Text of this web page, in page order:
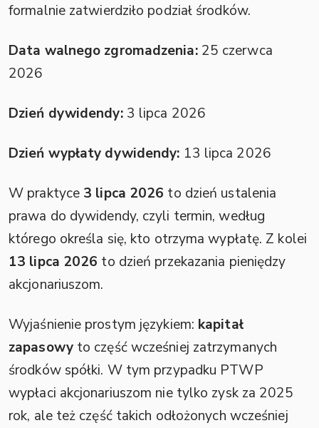
formalnie zatwierdziło podział środków.
Data walnego zgromadzenia:25 czerwca
2026
Dzień dywidendy:3 lipca 2026
Dzień wypłaty dywidendy: 13 lipca 2026
W praktyce 3 lipca 2026 to dzień ustalenia
prawa do dywidendy, czyli termin, według
którego określa się, kto otrzyma wypłatę. Z kolei
13 lipca 2026 to dzień przekazania pieniędzy
akcjonariuszom.
Wyjaśnienie prostym językiem: kapitał
zapasowyto część wcześniej zatrzymanych
środków spółki. W tym przypadku PTWP
wypłaci akcjonariuszom nie tylko zysk za 2025
rok, ale też część takich odłożonych wcześniej